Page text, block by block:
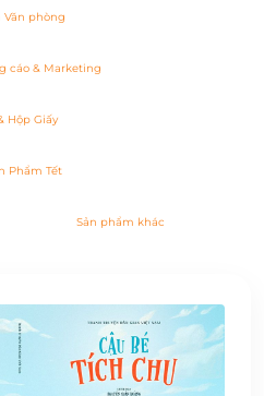
phòng
cáo & Marketing
Hộp Giấy
Phẩm Tết
Sản phẩm khác